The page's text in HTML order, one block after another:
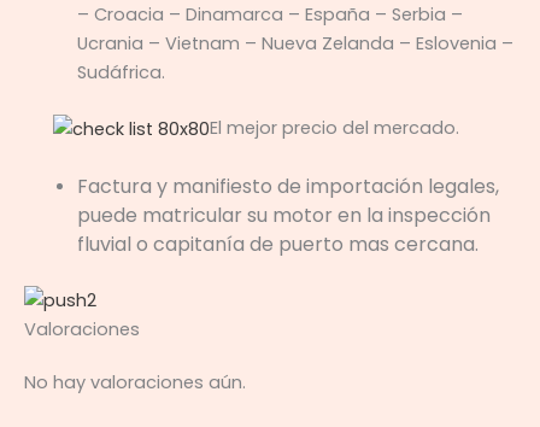
– Croacia – Dinamarca – España – Serbia –
Ucrania – Vietnam – Nueva Zelanda – Eslovenia –
Sudáfrica.
El mejor precio del mercado.
Factura y manifiesto de importación legales,
puede matricular su motor en la inspección
fluvial o capitanía de puerto mas cercana.
Valoraciones
No hay valoraciones aún.